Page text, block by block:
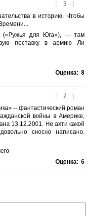
[ 3 ]
в историю. Чтобы
(«Ружья для Юга»), — там
поставку в армию Ли
Оценка: 8
[ 2 ]
-- фантастический роман
войны в Америке,
13.12.2001. Не ахти какой
сносно написано.
Оценка: 6